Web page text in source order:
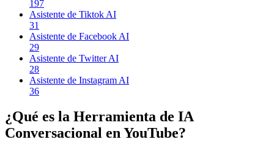
197
Asistente de Tiktok AI
31
Asistente de Facebook AI
29
Asistente de Twitter AI
28
Asistente de Instagram AI
36
¿Qué es la Herramienta de IA
Conversacional en YouTube?